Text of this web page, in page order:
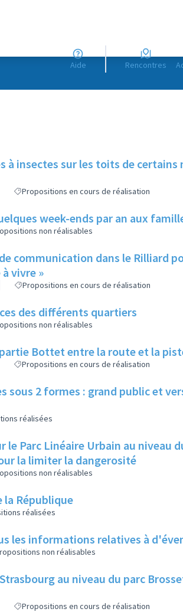
Aide Rencontres
à insectes sur les toits de certains
Propositions en cours de réalisation
week-ends par an aux
non réalisables
communication dans le Rilliard
vivre »
Propositions en cours de réalisation
des différents quartiers
non réalisables
Bottet entre la route et la
Propositions en cours de réalisation
sous 2 formes : grand public et
réalisées
le Parc Linéaire Urbain au niveau
la limiter la dangerosité
non réalisables
la République
réalisées
les informations relatives à
non réalisables
au niveau du parc
Propositions en cours de réalisation